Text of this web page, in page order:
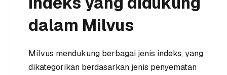
dalam Milvus
Milvus mendukung berbagai jenis indeks, yang
dikategorikan berdasarkan jenis penyematan